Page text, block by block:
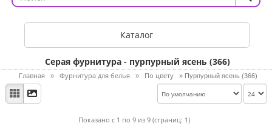
Каталог
Серая фурнитура - пурпурный ясень (366)
Главная » Фурнитура для белья » По цвету » Пурпурный ясень (366)
Показано с 1 по 9 из 9 (страниц: 1)